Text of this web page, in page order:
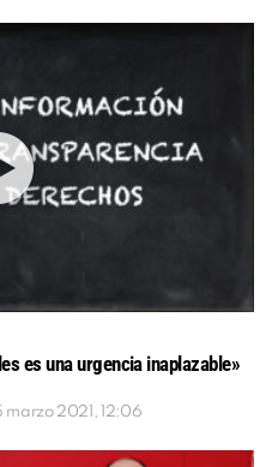
es una urgencia inaplazable»
marzo 2021, 12:06